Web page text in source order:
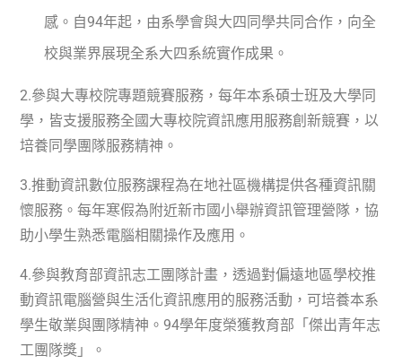
感。自94年起，由系學會與大四同學共同合作，向全
校與業界展現全系大四系統實作成果。
2.參與大專校院專題競賽服務，每年本系碩士班及大學同
學，皆支援服務全國大專校院資訊應用服務創新競賽，以
培養同學團隊服務精神。
3.推動資訊數位服務課程為在地社區機構提供各種資訊關
懷服務。每年寒假為附近新市國小舉辦資訊管理營隊，協
助小學生熟悉電腦相關操作及應用。
4.參與教育部資訊志工團隊計畫，透過對偏遠地區學校推
動資訊電腦營與生活化資訊應用的服務活動，可培養本系
學生敬業與團隊精神。 94學年度榮獲教育部「傑出青年志
工團隊獎」。